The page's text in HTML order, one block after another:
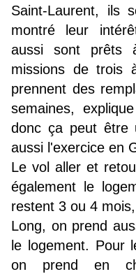
Saint-Laurent, ils
montré leur
aussi sont prêts
missions de trois
prennent des
semaines,
donc ça peut être
aussi l'exercice en
Le vol aller et
également le
restent 3 ou 4
Long, on prend
le logement. Pour
on prend en